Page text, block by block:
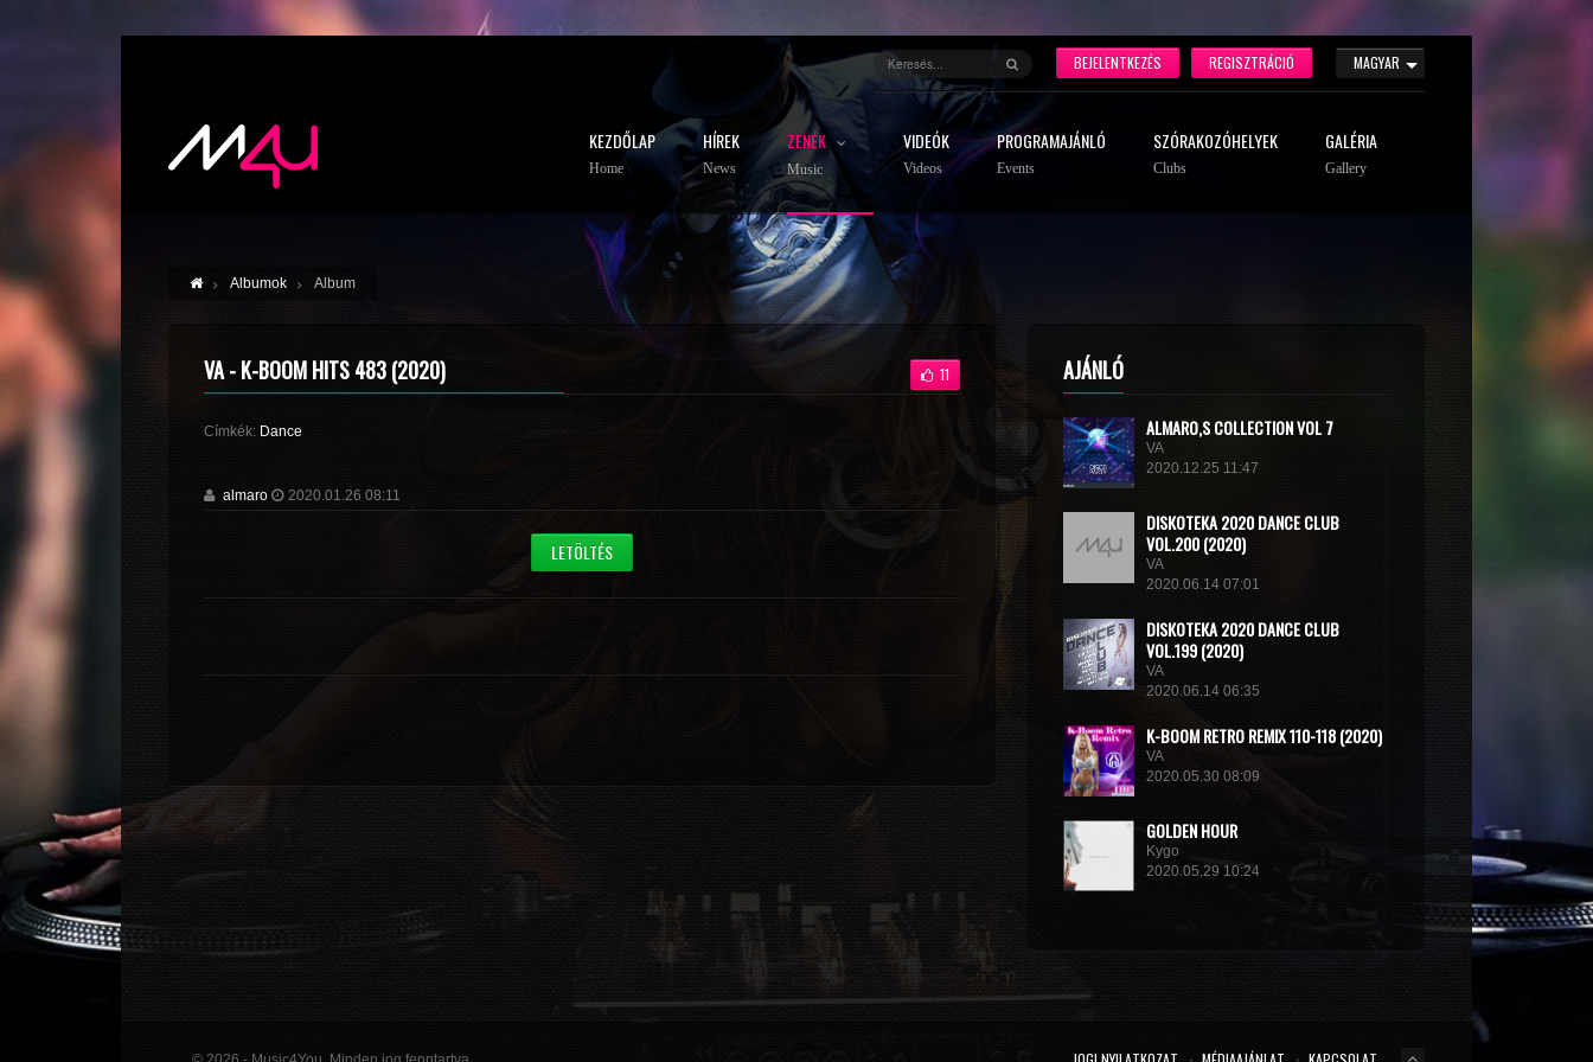
MAGYAR
REGISZTRÁCIÓ
BEJELENTKEZÉS
KEZDŐLAP
Home
HÍREK
News
ZENÉK
Music
VIDEÓK
Videos
PROGRAMAJÁNLÓ
Events
SZÓRAKOZÓHELYEK
Clubs
GALÉRIA
Gallery
Albumok Album
VA - K-BOOM HITS 483 (2020) 11
Címkék: Dance
almaro 2020.01.26 08:11
LETÖLTÉS
AJÁNLÓ
ALMARO,S COLLECTION VOL 7
VA
2020.12.25 11:47
DISКОТЕКА 2020 DANCE CLUB
VOL.200 (2020)
VA
2020.06.14 07:01
DISКОТЕКА 2020 DANCE CLUB
VOL.199 (2020)
VA
2020.06.14 06:35
K-BOOM RETRO REMIX 110-118 (2020)
VA
2020.05.30 08:09
GOLDEN HOUR
Kygo
2020.05.29 10:24
THE LONDON SESSIONS